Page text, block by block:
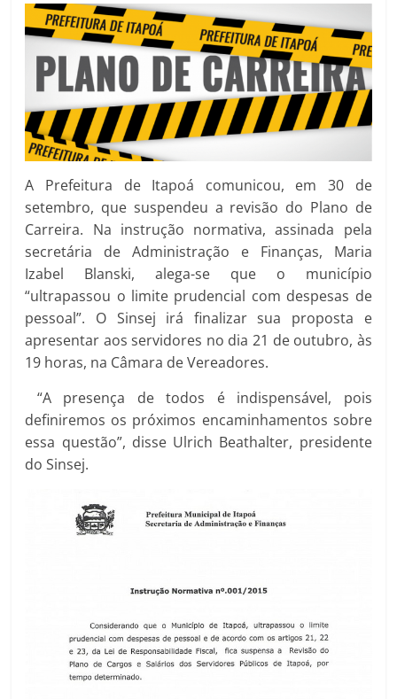
A Prefeitura de Itapoá comunicou, em 30 de
setembro, que suspendeu a revisão do Plano de
Carreira. Na instrução normativa, assinada pela
secretária de Administração e Finanças, Maria
Izabel Blanski, alega-se que o município
“ultrapassou o limite prudencial com despesas de
pessoal”. O Sinsej irá finalizar sua proposta e
apresentar aos servidores no dia 21 de outubro, às
19 horas, na Câmara de Vereadores.
“A presença de todos é indispensável, pois
definiremos os próximos encaminhamentos sobre
essa questão”, disse Ulrich Beathalter, presidente
do Sinsej.